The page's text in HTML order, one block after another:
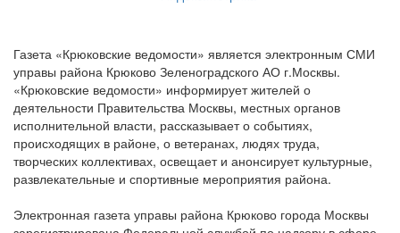
Газета «Крюковские ведомости» является электронным СМИ
управы района Крюково Зеленоградского АО г.Москвы.
«Крюковские ведомости» информирует жителей о
деятельности Правительства Москвы, местных органов
исполнительной власти, рассказывает о событиях,
происходящих в районе, о ветеранах, людях труда,
творческих коллективах, освещает и анонсирует культурные,
развлекательные и спортивные мероприятия района.
Электронная газета управы района Крюково города Москвы